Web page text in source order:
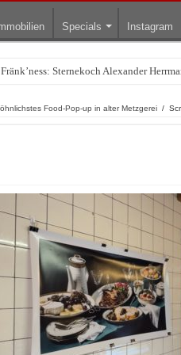
Specials Instagram
Sternekoch Alexander
Food-Pop-up in alter Metzgerei /